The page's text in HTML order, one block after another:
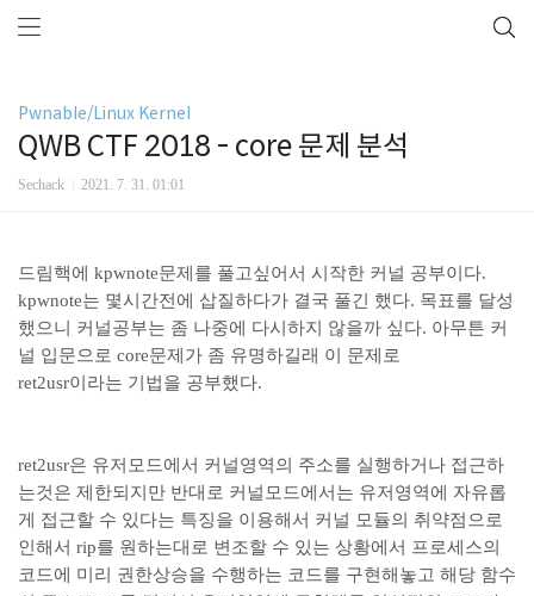
Pwnable/Linux Kernel
QWB CTF 2018 - core 문제 분석
Sechack 2021. 7. 31. 01:01
드림핵에 kpwnote문제를 풀고싶어서 시작한 커널 공부이다.
kpwnote는 몇시간전에 삽질하다가 결국 풀긴 했다. 목표를 달성
했으니 커널공부는 좀 나중에 다시하지 않을까 싶다. 아무튼 커
널 입문으로 core문제가 좀 유명하길래 이 문제로
ret2usr이라는 기법을 공부했다.
ret2usr은 유저모드에서 커널영역의 주소를 실행하거나 접근하
는것은 제한되지만 반대로 커널모드에서는 유저영역에 자유롭
게 접근할 수 있다는 특징을 이용해서 커널 모듈의 취약점으로
인해서 rip를 원하는대로 변조할 수 있는 상황에서 프로세스의
코드에 미리 권한상승을 수행하는 코드를 구현해놓고 해당 함수